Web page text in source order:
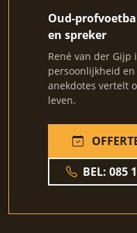
Oud-
en spreker
René van der
persoonlijkheid
anekdotes vertelt
leven.
BEL: 085